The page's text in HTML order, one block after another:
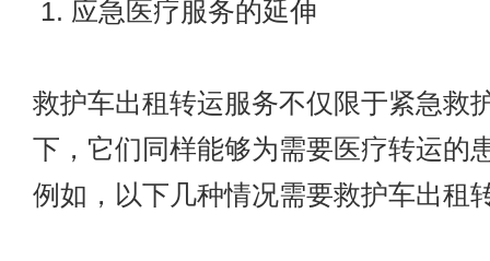
1. 应急医疗服务的延伸
救护车出租转运服务不仅限于紧急救
下，它们同样能够为需要医疗转运的
例如，以下几种情况需要救护车出租